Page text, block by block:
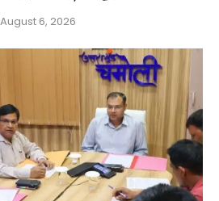
August 6, 2026